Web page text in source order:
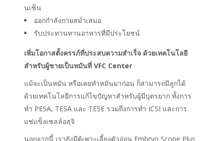
นเซ็น
ออกกำลังกายสม่ำเสมอ
รับประทานทานอาหารที่มีประโยชน์
เพิ่มโอกาสตั้งครรภ์ที่ประสบความสำเร็จ ด้วยเทคโนโลยี
สำหรับผู้ชายเป็นหมันที่ VFC Center
แม้จะเป็นหมัน หรือเคยทำหมันมาก่อน ก็สามารถมีลูกได้
ด้วยเทคโนโลยีการแก้ไขปัญหาสำหรับผู้มีบุตรยาก ทั้งการ
ทำ PESA, TESA และ TESE รวมถึงการทำ ICSI และการ
แช่แข็งเซลล์อสุจิ
นอกจากนี้ เรายังมีตู้เพาะเลี้ยงตัวอ่อน Embryo Scope Plus